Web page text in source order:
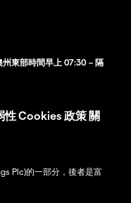
東部時間早上 07:30 – 隔
性Cookies 政策 關
Plc)的一部分，後者是富